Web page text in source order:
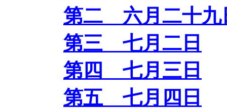
第二 六月二十九
第三 七月二日
第四 七月三日
第五 七月四日